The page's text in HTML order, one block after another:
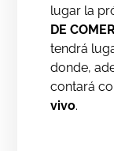
lugar la
DE
tendrá
donde,
contará
vivo.